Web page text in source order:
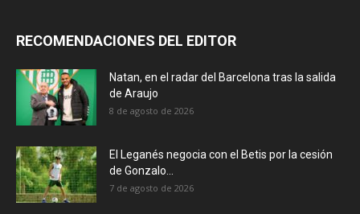
RECOMENDACIONES DEL EDITOR
Natan, en el radar del Barcelona tras la salida
de Araujo
8 de agosto de 2026
El Leganés negocia con el Betis por la cesión
de Gonzalo...
7 de agosto de 2026